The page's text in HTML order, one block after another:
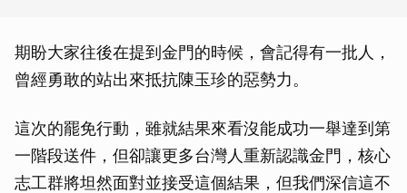
期盼大家往後在提到金門的時候，會記得有一批人，
曾經勇敢的站出來抵抗陳玉珍的惡勢力。
這次的罷免行動，雖就結果來看沒能成功一舉達到第
一階段送件，但卻讓更多台灣人重新認識金門，核心
志工群將坦然面對並接受這個結果，但我們深信這不